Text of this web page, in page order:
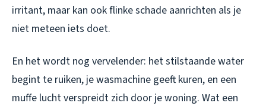
irritant, maar kan ook flinke schade aanrichten als je
niet meteen iets doet.
En het wordt nog vervelender: het stilstaande water
begint te ruiken, je wasmachine geeft kuren, en een
muffe lucht verspreidt zich door je woning. Wat een